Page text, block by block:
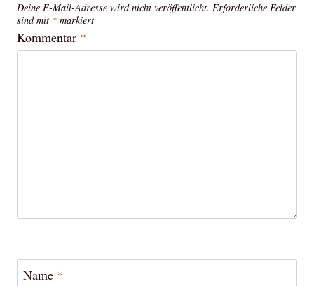
Deine E-Mail-Adresse wird nicht veröffentlicht. Erforderliche Felder
sind mit * markiert
Kommentar *
Name *